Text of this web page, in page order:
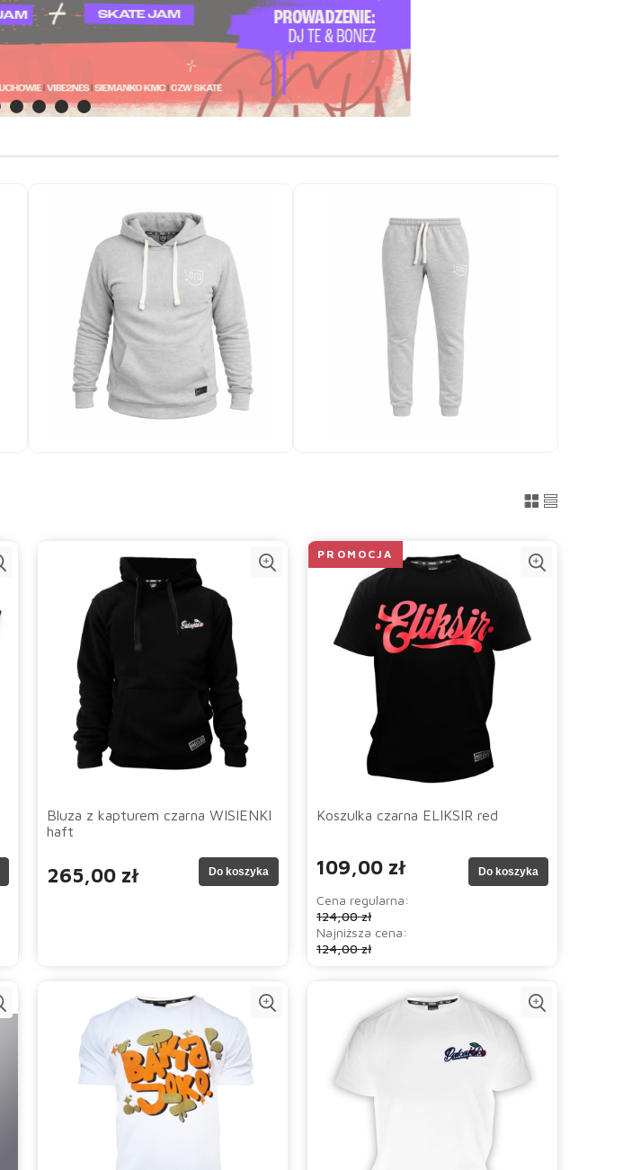
Bluza z kapturem czarna WISIENKI
haft
265,00 zł Do koszyka
Koszulka czarna ELIKSIR red
109,00 zł
Cena regularna:
124,00 zł
Najniższa cena:
124,00 zł
Do koszyka
PROMOCJA